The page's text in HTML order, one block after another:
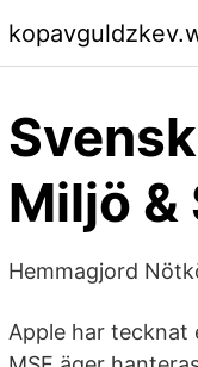
Miljö &
Hemmagjord
Apple har tecknat